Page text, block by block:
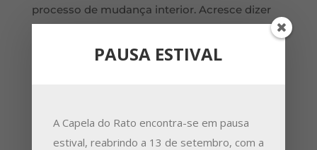
processo de mudança interior. Acresce dizer
que este modelo possibilita em simultâneo o
desenvolvimento pessoal e o envolvimento de
pode ter uma importância acrescida porque
PAUSA ESTIVAL
A Capela do Rato encontra-se em pausa
estival, reabrindo a 13 de setembro, com a